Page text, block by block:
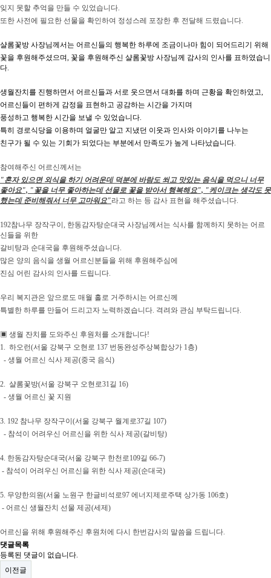
잊지 못할 추억을 만들 수 있었습니다.
또한 사전에 필요한 선물을 확인하여 정성스레 포장한 후 전달해 드렸습니다.
샬롬꽃방 사장님께서는 어르신들의 행복한 하루에 조금이나마 힘이 되어드리기 위해
꽃을 후원해주셨으며, 꽃을 후원해주신 샬롬꽃방 사장님께 감사의 인사를 표하였습니
다.
생월잔치를 진행하면서 어르신들과 서로 웃으면서 대화를 하며 근황을 확인하였고,
어르신들이 편하게 감정을 표현하고 공감하는 시간을 가지며
풍성하고 행복한 시간을 보낼 수 있었습니다.
특히 경로식당을 이용하며 얼굴만 알고 지냈던 이웃과 인사와 이야기를 나누는
친구가 될 수 있는 기회가 되었다는 부분에서 만족도가 높게 나타났습니다.
참여해주신 어르신께서는
"혼자 있으면 외식을 하기 어려운데 덕분에 바람도 쐬고 맛있는 음식을 먹으니 너무
좋아요", "꽃을 너무 좋아하는데 선물로 꽃을 받아서 행복해요", "케이크는 생각도 못
했는데 준비해줘서 너무 고마워요"라고 하는 등 감사 표현을 해주셨습니다.
192참나무 장작구이, 한동감자탕순대국 사장님께서는 식사를 함께하지 못하는 어르
신들을 위한
갈비탕과 순대국을 후원해주셨습니다.
많은 양의 음식을 생월 어르신분들을 위해 후원해주심에
진심 어린 감사의 인사를 드립니다.
우리 복지관은 앞으로도 매월 홀로 거주하시는 어르신께
특별한 하루를 만들어 드리고자 노력하겠습니다. 격려와 관심 부탁드립니다.
▣ 생월 잔치를 도와주신 후원처를 소개합니다!
1. 하오런(서울 강북구 오현로 137 번동완성주상복합상가 1층)
- 생월 어르신 식사 제공(중국 음식)
2. 샬롬꽃방(서울 강북구 오현로31길 16)
- 생월 어르신 꽃 지원
3. 192 참나무 장작구이(서울 강북구 월계로37길 107)
- 참석이 어려우신 어르신을 위한 식사 제공(갈비탕)
4. 한동감자탕순대국(서울 강북구 한천로109길 66-7)
- 참석이 어려우신 어르신을 위한 식사 제공(순대국)
5. 무양한의원(서울 노원구 한글비석로97 에너지제로주택 상가동 106호)
- 어르신 생월잔치 선물 제공(세제)
어르신을 위해 후원해주신 후원처에 다시 한번 감사의 말씀을 드립니다.
댓글목록
등록된 댓글이 없습니다.
이전글